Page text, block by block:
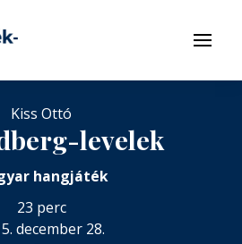
Menü
Kiss Ottó
levelek
hangjáték
23 perc
december 28.